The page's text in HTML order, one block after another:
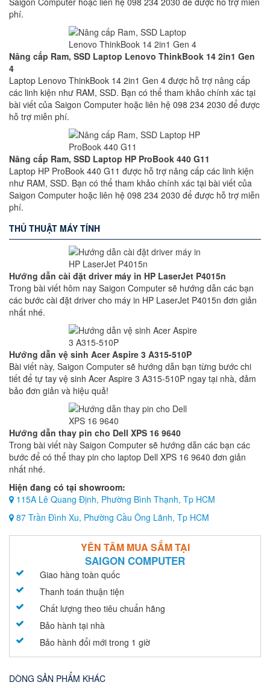
phí.
Nâng cấp Ram, SSD Laptop Lenovo ThinkBook 14 2in1 Gen
4
Laptop Lenovo ThinkBook 14 2in1 Gen 4 được hỗ trợ nâng cấp
các linh kiện như RAM, SSD. Bạn có thể tham khảo chính xác tại
bài viết của Saigon Computer hoặc liên hệ 098 234 2030 để được
hỗ trợ miễn phí.
Nâng cấp Ram, SSD Laptop HP ProBook 440 G11
Laptop HP ProBook 440 G11 được hỗ trợ nâng cấp các linh kiện
như RAM, SSD. Bạn có thể tham khảo chính xác tại bài viết của
Saigon Computer hoặc liên hệ 098 234 2030 để được hỗ trợ miễn
phí.
THỦ THUẬT MÁY TÍNH
Hướng dẫn cài đặt driver máy in HP LaserJet P4015n
Trong bài viết hôm nay Saigon Computer sẽ hướng dẫn các bạn
các bước cài đặt driver cho máy in HP LaserJet P4015n đơn giản
nhất nhé.
Hướng dẫn vệ sinh Acer Aspire 3 A315-510P
Bài viết này, Saigon Computer sẽ hướng dẫn bạn từng bước chi
tiết để tự tay vệ sinh Acer Aspire 3 A315-510P ngay tại nhà, đảm
bảo đơn giản và hiệu quả!
Hướng dẫn thay pin cho Dell XPS 16 9640
Trong bài viết này Saigon Computer sẽ hướng dẫn các bạn các
bước để có thể thay pin cho laptop Dell XPS 16 9640 đơn giản
nhất nhé.
Hiện đang có tại showroom:
115A Lê Quang Định, Phường Bình Thạnh, Tp HCM
87 Trần Đình Xu, Phường Cầu Ông Lãnh, Tp HCM
YÊN TÂM MUA SẮM TẠI
SAIGON COMPUTER
Giao hàng toàn quốc
Thanh toán thuận tiện
Chất lượng theo tiêu chuẩn hãng
Bảo hành tại nhà
Bảo hành đổi mới trong 1 giờ
DÒNG SẢN PHẨM KHÁC